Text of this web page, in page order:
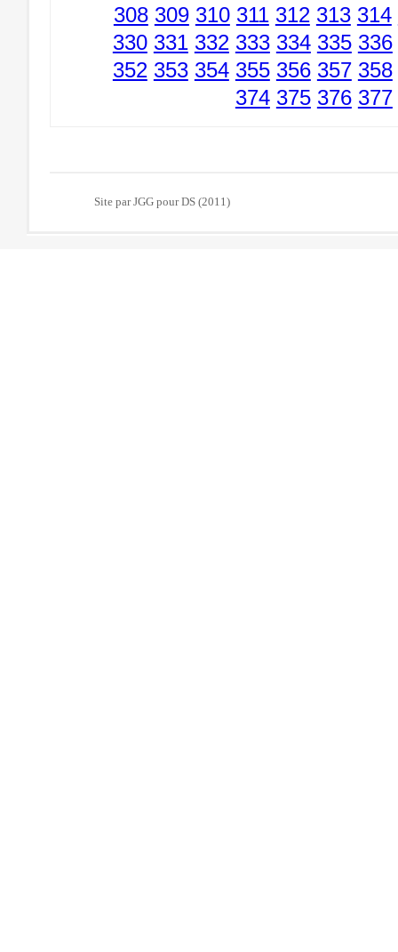
308 309 310 311 312 313 314
330 331 332 333 334 335 336
352 353 354 355 356 357 358
374 375 376 377
Site par JGG pour DS (2011)